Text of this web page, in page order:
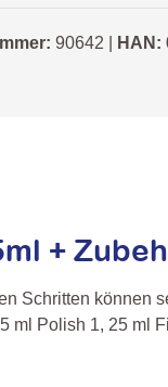
90642 HAN:
+
Schritten können
ml Polish 1, 25 ml